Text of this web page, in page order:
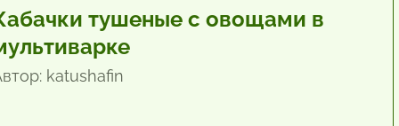
тушеные с овощами в
katushafin